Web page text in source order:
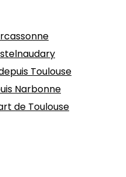
Toulouse
Narbonne
de Toulouse